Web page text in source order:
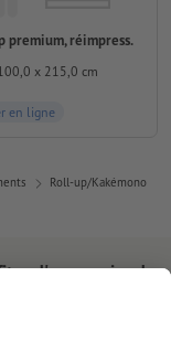
premium, réimpress.
x 215,0 cm
en ligne
Roll-up/Kakémono
d'une remise de